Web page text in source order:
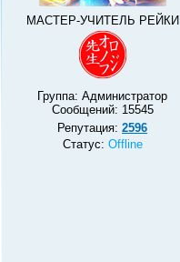
МАСТЕР-УЧИТЕЛЬ РЕЙКИ
Группа: Администратор
Сообщений: 15545
Репутация: 2596
Статус: Offline